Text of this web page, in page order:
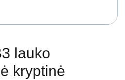
lauko
kryptinė